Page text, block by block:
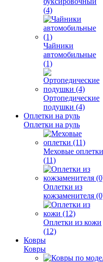
(4)
Чайники
автомобильные
(1)
Ортопедические
подушки (4)
Оплетки на руль
Оплетки на руль
Меховые оплетки
(11)
Оплетки из
кожзаменителя
Оплетки из кожи
(12)
Ковры
Ковры